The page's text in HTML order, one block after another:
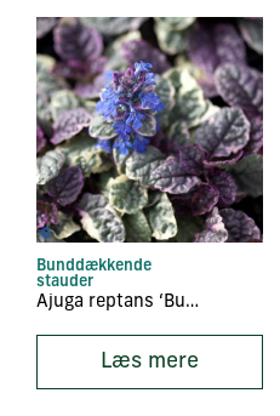
Bunddækkende
stauder
Ajuga reptans ‘Burgundy Glow’
Læs mere